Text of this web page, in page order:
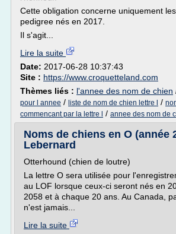
Cette obligation concerne uniquement
pedigree nés en 2017.
Il s'agit...
Lire la suite
Date: 2017-06-28 10:37:43
Site : https://www.croquetteland.com
Thèmes liés : l'annee des nom de chien
pour l annee / liste de nom de chien lettre l /
commencant par la lettre l
/ annee des nom de
Noms de chiens en O (année
Lebernard
Otterhound (chien de loutre)
La lettre O sera utilisée pour
au LOF lorsque ceux-ci seront nés en
2058 et à chaque 20 ans. Au Canada,
n'est jamais...
Lire la suite